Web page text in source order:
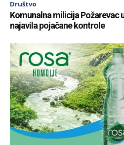
Društvo
Komunalna milicija Požarevac
najavila pojačane kontrole